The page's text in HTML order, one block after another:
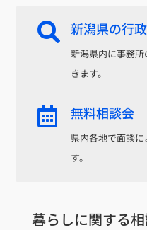
 新潟県の行
新潟県内に事務
きます。
 無料相談会
県内各地で面談
す。
暮らしに関する